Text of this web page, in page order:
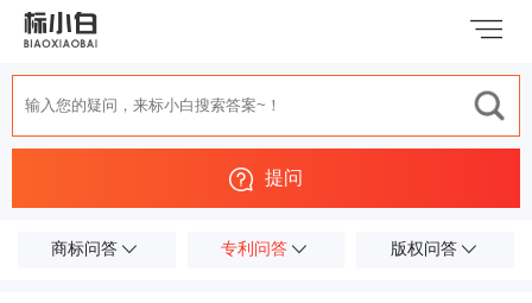
提问
商标问答 专利问答 版权问答